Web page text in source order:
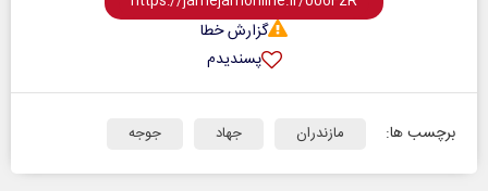
گزارش خطا
پسندیدم
برچسب ها: مازندران جهاد جوجه